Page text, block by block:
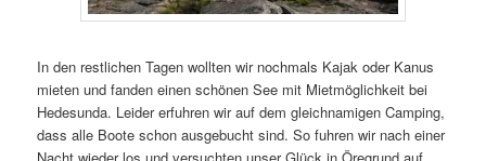
In den restlichen Tagen wollten wir nochmals Kajak oder Kanus
mieten und fanden einen schönen See mit Mietmöglichkeit bei
Hedesunda. Leider erfuhren wir auf dem gleichnamigen Camping,
dass alle Boote schon ausgebucht sind. So fuhren wir nach einer